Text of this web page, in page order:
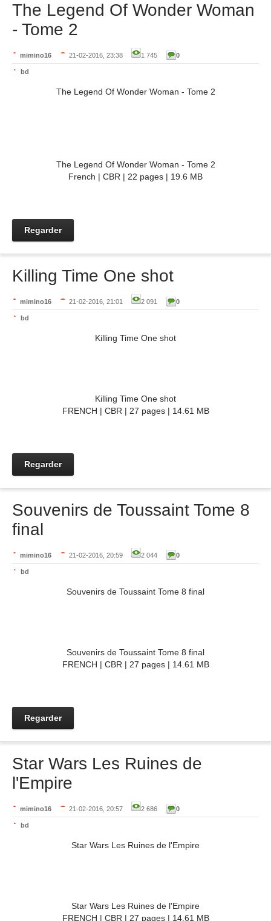
The Legend Of Wonder Woman
- Tome 2
mimino16 21-02-2016, 23:38 1 745 0
bd
The Legend Of Wonder Woman - Tome 2
The Legend Of Wonder Woman - Tome 2
French | CBR | 22 pages | 19.6 MB
Regarder
Killing Time One shot
mimino16 21-02-2016, 21:01 2 091 0
bd
Killing Time One shot
Killing Time One shot
FRENCH | CBR | 27 pages | 14.61 MB
Regarder
Souvenirs de Toussaint Tome 8
final
mimino16 21-02-2016, 20:59 2 044 0
bd
Souvenirs de Toussaint Tome 8 final
Souvenirs de Toussaint Tome 8 final
FRENCH | CBR | 27 pages | 14.61 MB
Regarder
Star Wars Les Ruines de
l'Empire
mimino16 21-02-2016, 20:57 2 686 0
bd
Star Wars Les Ruines de l'Empire
Star Wars Les Ruines de l'Empire
FRENCH | CBR | 27 pages | 14.61 MB